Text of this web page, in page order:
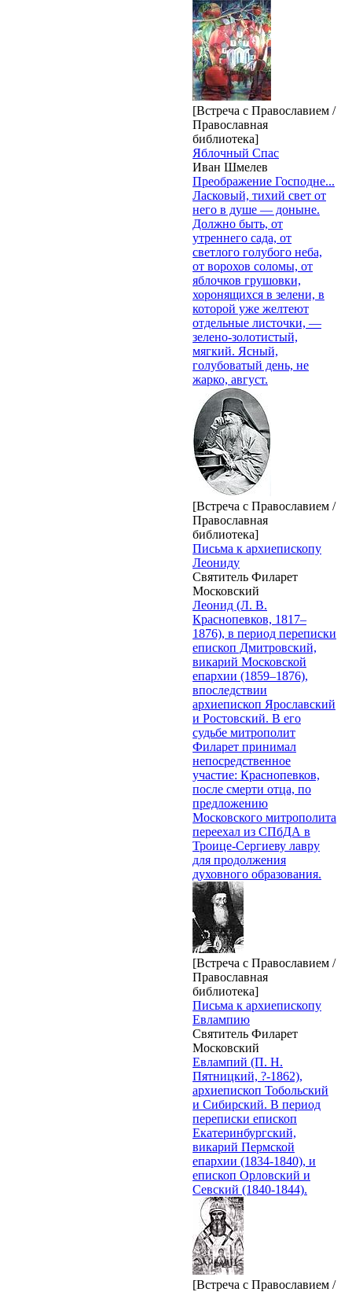
[Встреча с Православием /
Православная
библиотека]
Яблочный Спас
Иван Шмелев
Преображение Господне...
Ласковый, тихий свет от
него в душе — доныне.
Должно быть, от
утреннего сада, от
светлого голубого неба,
от ворохов соломы, от
яблочков грушовки,
хоронящихся в зелени, в
которой уже желтеют
отдельные листочки, —
зелено-золотистый,
мягкий. Ясный,
голубоватый день, не
жарко, август.
[Встреча с Православием /
Православная
библиотека]
Письма к архиепископу
Леониду
Святитель Филарет
Московский
Леонид (Л. В.
Краснопевков, 1817–
1876), в период переписки
епископ Дмитровский,
викарий Московской
епархии (1859–1876),
впоследствии
архиепископ Ярославский
и Ростовский. В его
судьбе митрополит
Филарет принимал
непосредственное
участие: Краснопевков,
после смерти отца, по
предложению
Московского митрополита
переехал из СПбДА в
Троице-Сергиеву лавру
для продолжения
духовного образования.
[Встреча с Православием /
Православная
библиотека]
Письма к архиепископу
Евлампию
Святитель Филарет
Московский
Евлампий (П. Н.
Пятницкий, ?-1862),
архиепископ Тобольский
и Сибирский. В период
переписки епископ
Екатеринбургский,
викарий Пермской
епархии (1834-1840), и
епископ Орловский и
Севский (1840-1844).
[Встреча с Православием /